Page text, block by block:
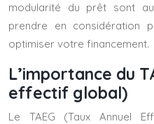
modularité du prêt sont
prendre en considération
optimiser votre financement.
L’importance du
effectif global)
Le TAEG (Taux Annuel